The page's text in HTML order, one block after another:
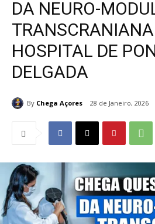
DA NEURO-
HOSPITAL DE
DELGADA
By Chega Açores 28 de Janeiro, 2026